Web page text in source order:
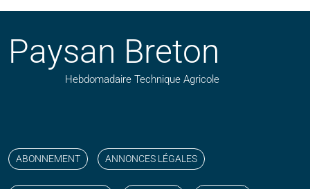
Paysan Breton
Hebdomadaire Technique Agricole
ABONNEMENT ANNONCES LÉGALES